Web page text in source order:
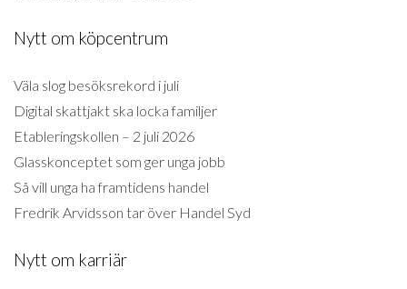
Nytt om köpcentrum
Väla slog besöksrekord i juli
Digital skattjakt ska locka familjer
Etableringskollen – 2 juli 2026
Glasskonceptet som ger unga jobb
Så vill unga ha framtidens handel
Fredrik Arvidsson tar över Handel Syd
Nytt om karriär